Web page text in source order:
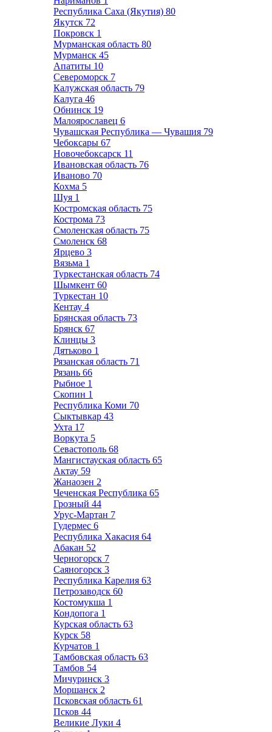
Республика Саха (Якутия) 80
Якутск 72
Покровск 1
Мурманская область 80
Мурманск 45
Апатиты 10
Североморск 7
Калужская область 79
Калуга 46
Обнинск 19
Малоярославец 6
Чувашская Республика — Чувашия 79
Чебоксары 67
Новочебоксарск 11
Ивановская область 76
Иваново 70
Кохма 5
Шуя 1
Костромская область 75
Кострома 73
Смоленская область 75
Смоленск 68
Ярцево 3
Вязьма 1
Туркестанская область 74
Шымкент 60
Туркестан 10
Кентау 4
Брянская область 73
Брянск 67
Клинцы 3
Дятьково 1
Рязанская область 71
Рязань 66
Рыбное 1
Скопин 1
Республика Коми 70
Сыктывкар 43
Ухта 17
Воркута 5
Севастополь 68
Мангистауская область 65
Актау 59
Жанаозен 2
Чеченская Республика 65
Грозный 44
Урус-Мартан 7
Гудермес 6
Республика Хакасия 64
Абакан 52
Черногорск 7
Саяногорск 3
Республика Карелия 63
Петрозаводск 60
Костомукша 1
Кондопога 1
Курская область 63
Курск 58
Курчатов 1
Тамбовская область 63
Тамбов 54
Мичуринск 3
Моршанск 2
Псковская область 61
Псков 44
Великие Луки 4